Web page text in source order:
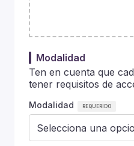
Modalidad
Ten en cuenta que
tener requisitos de
Modalidad